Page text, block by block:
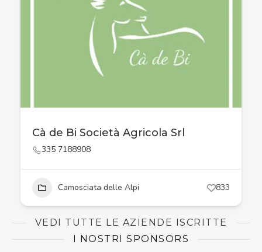
Cà de Bi Società Agricola Srl
335 7188908
Camosciata delle Alpi 833
VEDI TUTTE LE AZIENDE ISCRITTE
I NOSTRI SPONSORS